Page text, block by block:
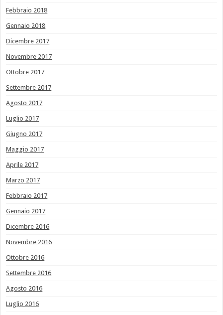
Febbraio 2018
Gennaio 2018
Dicembre 2017
Novembre 2017
Ottobre 2017
Settembre 2017
Agosto 2017
Luglio 2017
Giugno 2017
Maggio 2017
Aprile 2017
Marzo 2017
Febbraio 2017
Gennaio 2017
Dicembre 2016
Novembre 2016
Ottobre 2016
Settembre 2016
Agosto 2016
Luglio 2016